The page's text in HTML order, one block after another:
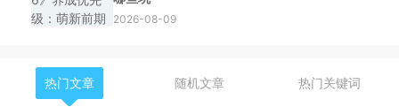
2026-08-09
热门文章 随机文章 热门关键词